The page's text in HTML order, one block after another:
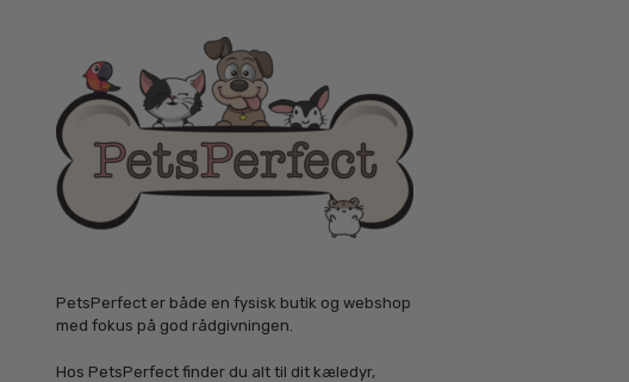
PetsPerfect er både en fysisk butik og webshop
med fokus på god rådgivningen.
Hos PetsPerfect finder du alt til dit kæledyr,